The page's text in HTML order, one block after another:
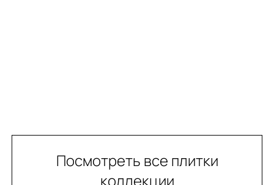
Посмотреть все плитки
коллекции